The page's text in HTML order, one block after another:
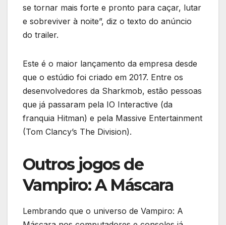
se tornar mais forte e pronto para caçar, lutar
e sobreviver à noite”, diz o texto do anúncio
do trailer.
Este é o maior lançamento da empresa desde
que o estúdio foi criado em 2017. Entre os
desenvolvedores da Sharkmob, estão pessoas
que já passaram pela IO Interactive (da
franquia Hitman) e pela Massive Entertainment
(Tom Clancy’s The Division).
Outros jogos de
Vampiro: A Máscara
Lembrando que o universo de Vampiro: A